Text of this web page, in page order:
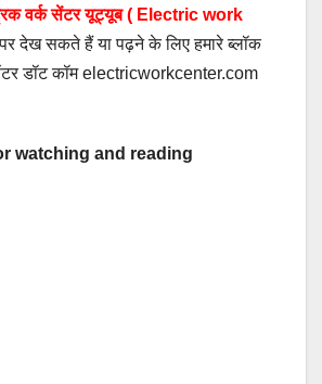
वर्क सेंटर यूट्यूब ( Electric work
देख सकते हैं या पढ़ने के लिए हमारे ब्लॉक
डॉट कॉम electricworkcenter.com
watching and reading